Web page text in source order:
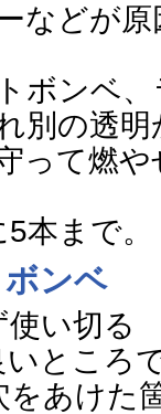
などが原
ボンベ
別の透
って燃
本まで。
ンベ
使い切る
いところ
をあけた